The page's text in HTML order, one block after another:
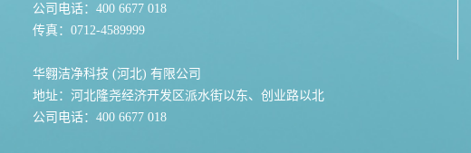
公司电话：400 6677 018
传真：0712-4589999
华翱洁净科技 (河北) 有限公司
地址：河北隆尧经济开发区派水街以东、创业路以北
公司电话：400 6677 018